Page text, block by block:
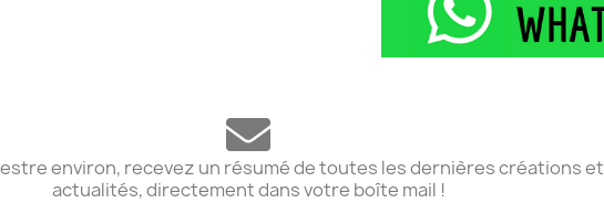
environ, recevez un résumé de toutes les dernières créations et
actualités, directement dans votre boîte mail !